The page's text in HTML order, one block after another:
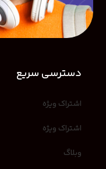
دسترسی سریع
اشتراک ویژه
اشتراک ویژه
وبلاگ